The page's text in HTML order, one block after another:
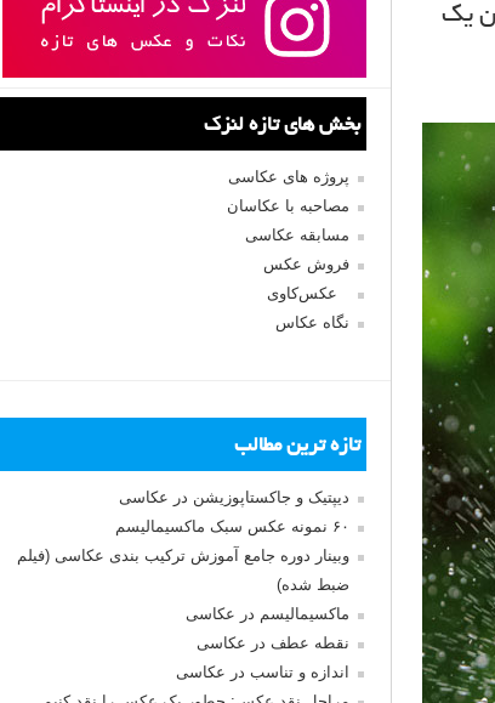
یک
بخش های تازه لنزک
پروژه های عکاسی
مصاحبه با عکاسان
مسابقه عکاسی
فروش عکس
عکس‌کاوی
نگاه عکاس
تازه ترین مطالب
دیپتیک و جاکستا‌پوزیشن در عکاسی
۶۰ نمونه عکس سبک ماکسیمالیسم
وبینار دوره جامع آموزش ترکیب بندی عکاسی (فیلم
ضبط شده)
ماکسیمالیسم در عکاسی
نقطه عطف در عکاسی
اندازه و تناسب در عکاسی